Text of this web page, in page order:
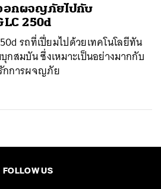
อกผจญภัยไปกับ
250d
รถที่เปี่ยมไปด้วยเทคโนโลยีทัน
สมบัน ซึ่งเหมาะเป็นอย่างมากกับ
กการผจญภัย
FOLLOW US